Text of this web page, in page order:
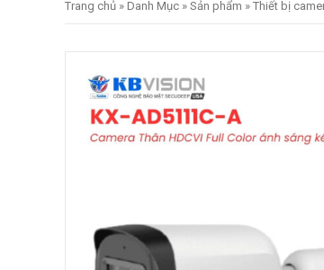
Trang chủ » Danh Mục » Sản phẩm » Thiết bị